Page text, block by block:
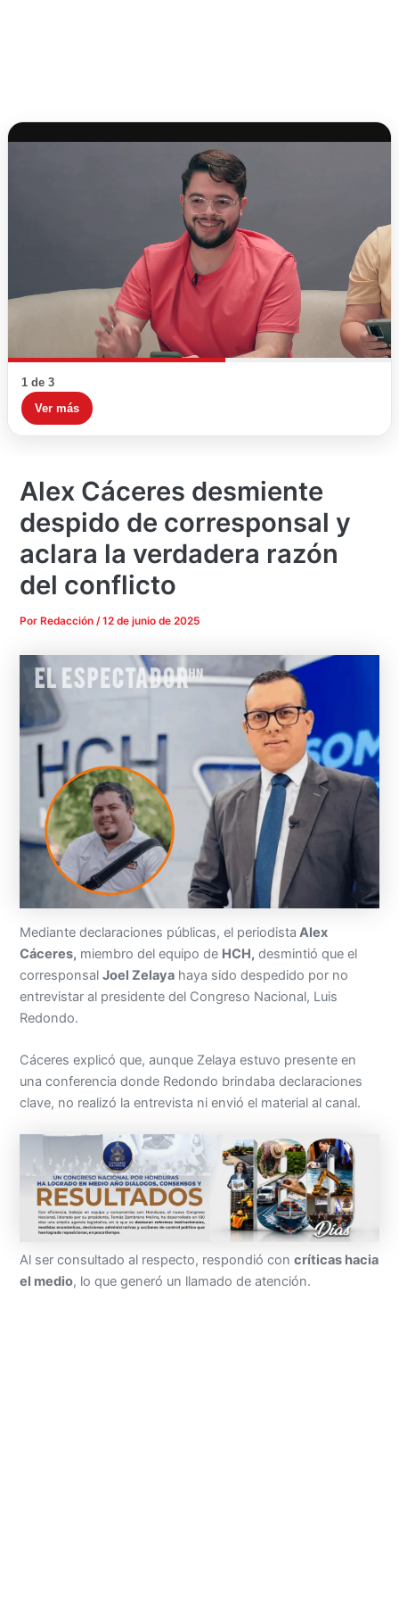
1 de 3
Ver más
Alex Cáceres desmiente
despido de corresponsal y
aclara la verdadera razón
del conflicto
Por Redacción/12 de junio de 2025
Mediante declaraciones públicas, el periodista Alex
Cáceres, miembro del equipo de HCH, desmintió que el
corresponsalJoel Zelaya haya sido despedido por no
entrevistar al presidente del Congreso Nacional, Luis
Redondo.
Cáceres explicó que, aunque Zelaya estuvo presente en
una conferencia donde Redondo brindaba declaraciones
clave, no realizó la entrevista ni envió el material al canal.
Al ser consultado al respecto, respondió concríticas hacia
el medio, lo que generó un llamado de atención.